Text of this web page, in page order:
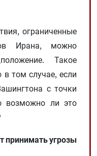
ограниченные
Ирана, можно
Такое
том случае, если
с точки
возможно ли это
принимать угрозы